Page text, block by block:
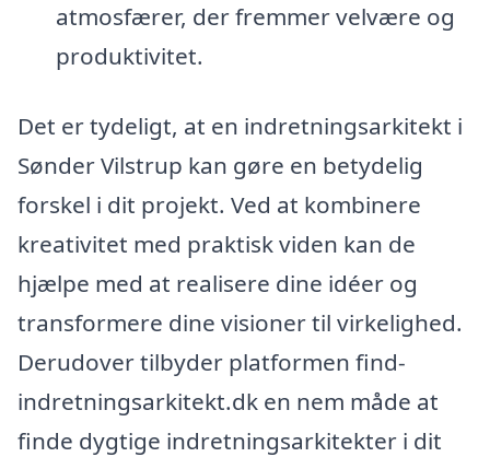
atmosfærer, der fremmer velvære og
produktivitet.
Det er tydeligt, at en indretningsarkitekt i
Sønder Vilstrup kan gøre en betydelig
forskel i dit projekt. Ved at kombinere
kreativitet med praktisk viden kan de
hjælpe med at realisere dine idéer og
transformere dine visioner til virkelighed.
Derudover tilbyder platformen find-
indretningsarkitekt.dk en nem måde at
finde dygtige indretningsarkitekter i dit